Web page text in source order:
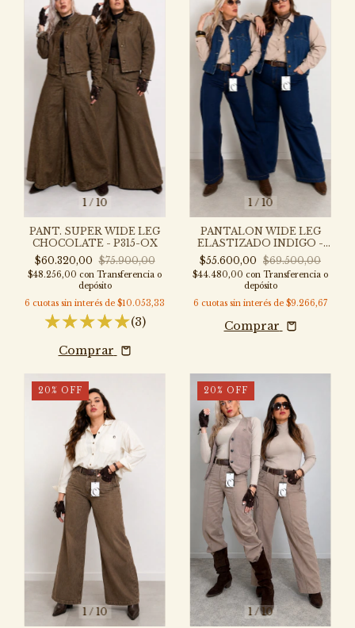
1/ 10
PANT. SUPER WIDE LEG
CHOCOLATE - P315-OX
$60.320,00 $75.900,00
$48.256,00 con Transferencia o
depósito
6 cuotas sin interés de $10.053,33
(3)
Comprar
1/ 10
PANTALON WIDE LEG
ELASTIZADO INDIGO -
P318A
$55.600,00 $69.500,00
$44.480,00 con Transferencia o
depósito
6 cuotas sin interés de $9.266,67
Comprar
1 / 10
20% OFF
1 /10
20% OFF